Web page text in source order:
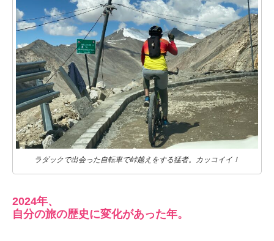
ラダックで出会った自転車で峠越えをする猛者。カッコイイ！
2024年、
自分の旅の歴史に変化があった年。